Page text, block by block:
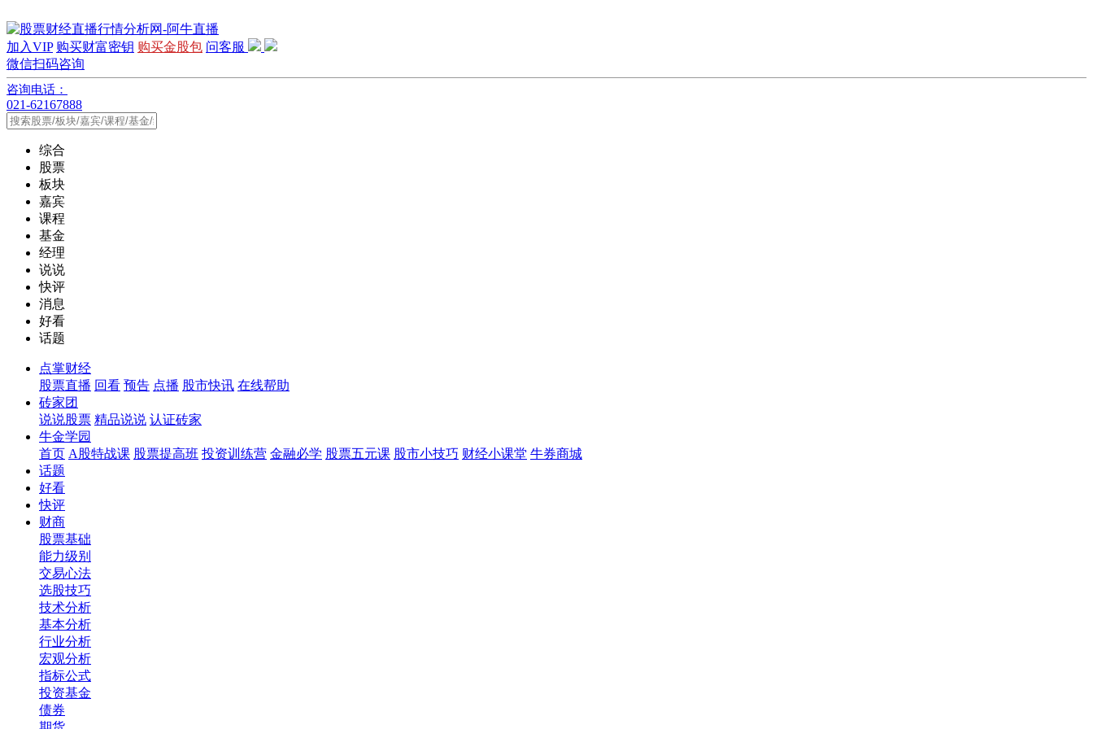
加入VIP 购买财富密钥 购买金股包 问客服
微信扫码咨询
咨询电话：
021-62167888
综合
股票
板块
嘉宾
课程
基金
经理
说说
快评
消息
好看
话题
点掌财经
股票直播 回看 预告 点播 股市快讯 在线帮助
砖家团
说说股票 精品说说 认证砖家
牛金学园
首页 A股特战课 股票提高班 投资训练营 金融必学 股票五元课 股市小技巧 财经小课堂 牛券商城
话题
好看
快评
财商
股票基础
能力级别
交易心法
选股技巧
技术分析
基本分析
行业分析
宏观分析
指标公式
投资基金
债券